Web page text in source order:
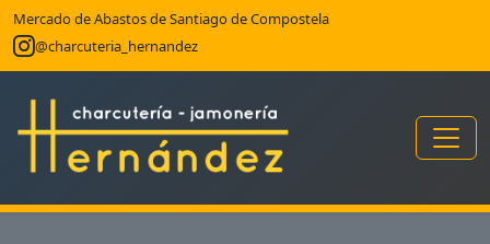
Mercado de Abastos de Santiago de Compostela
@charcuteria_hernandez